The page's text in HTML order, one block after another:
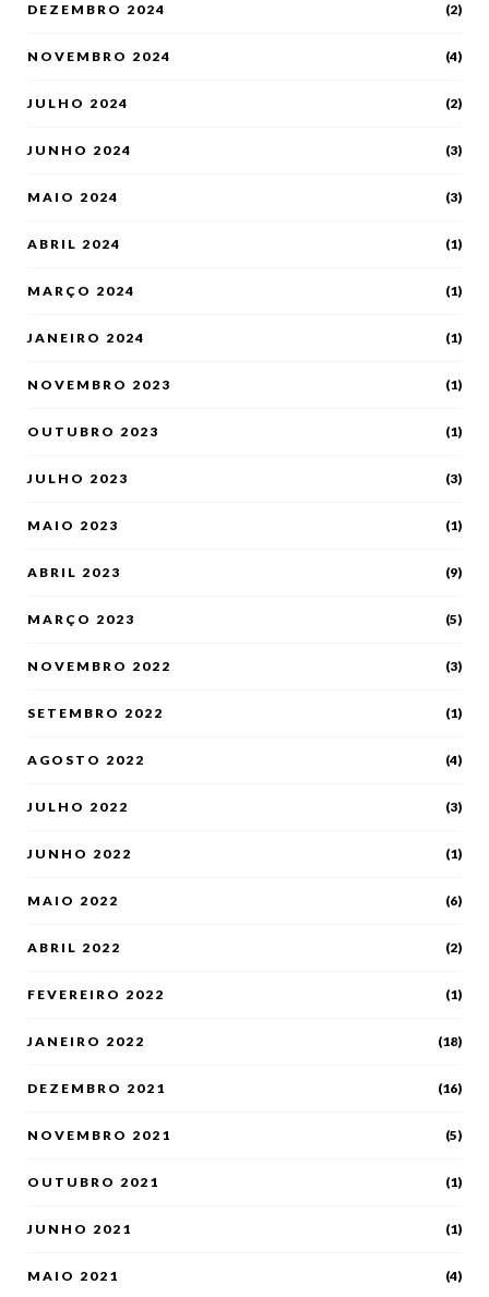
DEZEMBRO 2024 (2)
NOVEMBRO 2024 (4)
JULHO 2024 (2)
JUNHO 2024 (3)
MAIO 2024 (3)
ABRIL 2024 (1)
MARÇO 2024 (1)
JANEIRO 2024 (1)
NOVEMBRO 2023 (1)
OUTUBRO 2023 (1)
JULHO 2023 (3)
MAIO 2023 (1)
ABRIL 2023 (9)
MARÇO 2023 (5)
NOVEMBRO 2022 (3)
SETEMBRO 2022 (1)
AGOSTO 2022 (4)
JULHO 2022 (3)
JUNHO 2022 (1)
MAIO 2022 (6)
ABRIL 2022 (2)
FEVEREIRO 2022 (1)
JANEIRO 2022 (18)
DEZEMBRO 2021 (16)
NOVEMBRO 2021 (5)
OUTUBRO 2021 (1)
JUNHO 2021 (1)
MAIO 2021 (4)